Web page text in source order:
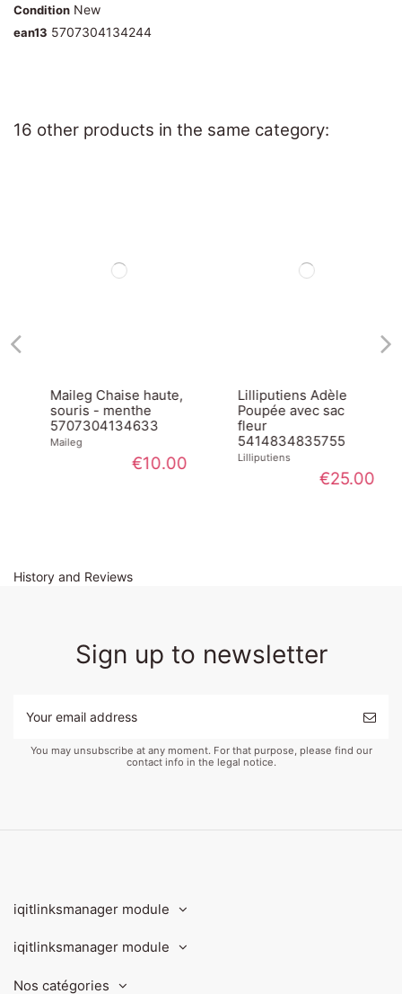
Condition New
ean13 5707304134244
16 other products in the same category:
Maileg Chaise haute,
souris - menthe
5707304134633
Maileg
€10.00
Lilliputiens Adèle
Poupée avec sac
fleur
5414834835755
Lilliputiens
€25.00
History and Reviews
Sign up to newsletter
You may unsubscribe at any moment. For that purpose, please find our
contact info in the legal notice.
iqitlinksmanager module
iqitlinksmanager module
Nos catégories